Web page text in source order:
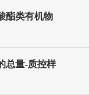
酯类有机物
总量-质控样